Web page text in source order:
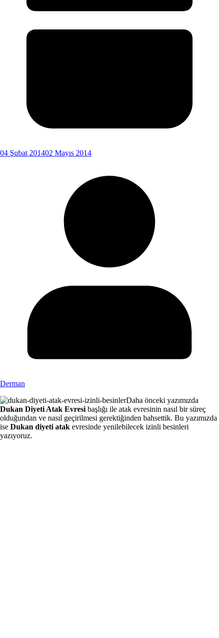
04 Şubat 201402 Mayıs 2014
Derman
Daha önceki yazımızda
Dukan Diyeti Atak Evresi başlığı ile atak evresinin nasıl bir süreç
olduğundan ve nasıl geçirilmesi gerektiğinden bahsettik. Bu yazımızda
ise Dukan diyeti atak evresinde yenilebilecek izinli besinleri
yazıyoruz.